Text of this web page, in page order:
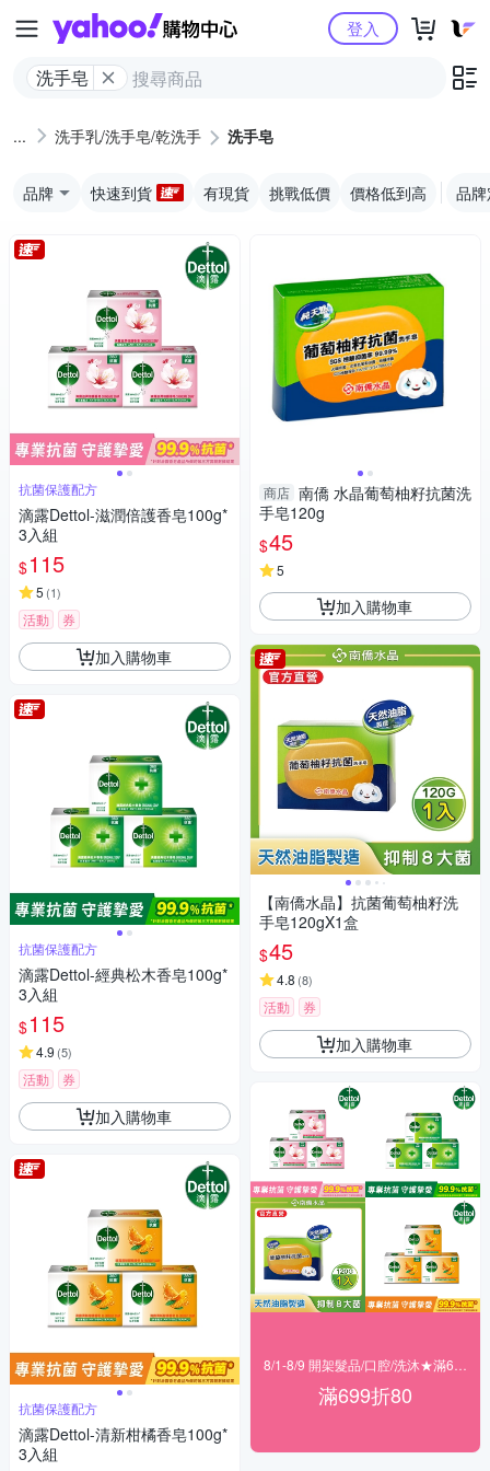
Yahoo購物中心
洗手皂
登入
洗手乳/洗手皂/乾洗手 洗手皂
品牌 快速到貨 有現貨 挑戰低價 價格低到高 品
抗菌保護配方
滴露Dettol-滋潤倍護香皂100g*
3入組
$115
5 (1)
活動 券
加入購物車
抗菌保護配方
滴露Dettol-經典松木香皂100g*
3入組
$115
4.9 (5)
活動 券
加入購物車
抗菌保護配方
滴露Dettol-清新柑橘香皂100g*
3入組
商店 南僑 水晶葡萄柚籽抗菌洗
手皂120g
$45
5
加入購物車
【南僑水晶】抗菌葡萄柚籽洗
手皂120gX1盒
$45
4.8 (8)
活動 券
加入購物車
滿699折80